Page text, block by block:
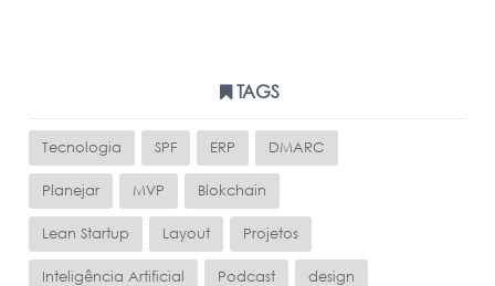
TAGS
Tecnologia SPF ERP DMARC
Planejar MVP Blokchain
Lean Startup Layout Projetos
Inteligência Artificial Podcast design